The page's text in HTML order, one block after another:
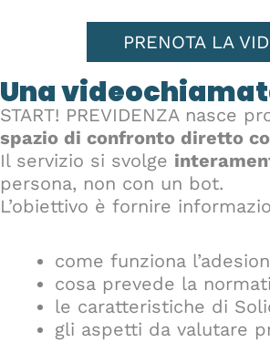
PRENOTA LA
Una
START! PREVIDENZA nasce
spazio di confronto diretto
Il servizio si svolge
persona, non con un bot.
L’obiettivo è fornire
come funziona
cosa prevede la
le caratteristiche di
gli aspetti da valutare